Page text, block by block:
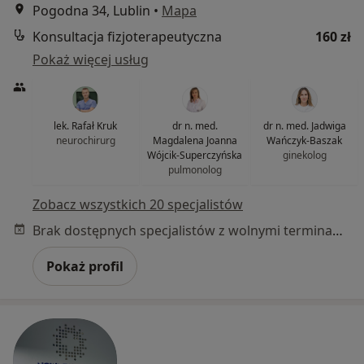
Pogodna 34, Lublin • Mapa
Konsultacja fizjoterapeutyczna
160 zł
Pokaż więcej usług
lek. Rafał Kruk
neurochirurg
dr n. med.
Magdalena Joanna
Wójcik-Superczyńska
pulmonolog
dr n. med. Jadwiga
Wańczyk-Baszak
ginekolog
Zobacz wszystkich 20 specjalistów
Brak dostępnych specjalistów z wolnymi terminami w tym centrum medycznym.
Pokaż profil